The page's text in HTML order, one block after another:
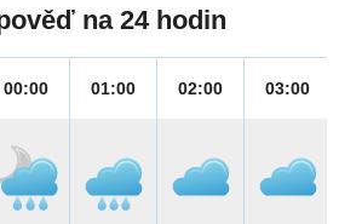
na 24 hodin
00:00 01:00 02:00 03:00